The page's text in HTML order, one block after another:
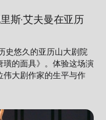
斯·艾夫曼在亚历
史悠久的亚历山大剧院
的面具》。体验这场演
伟大剧作家的生平与作